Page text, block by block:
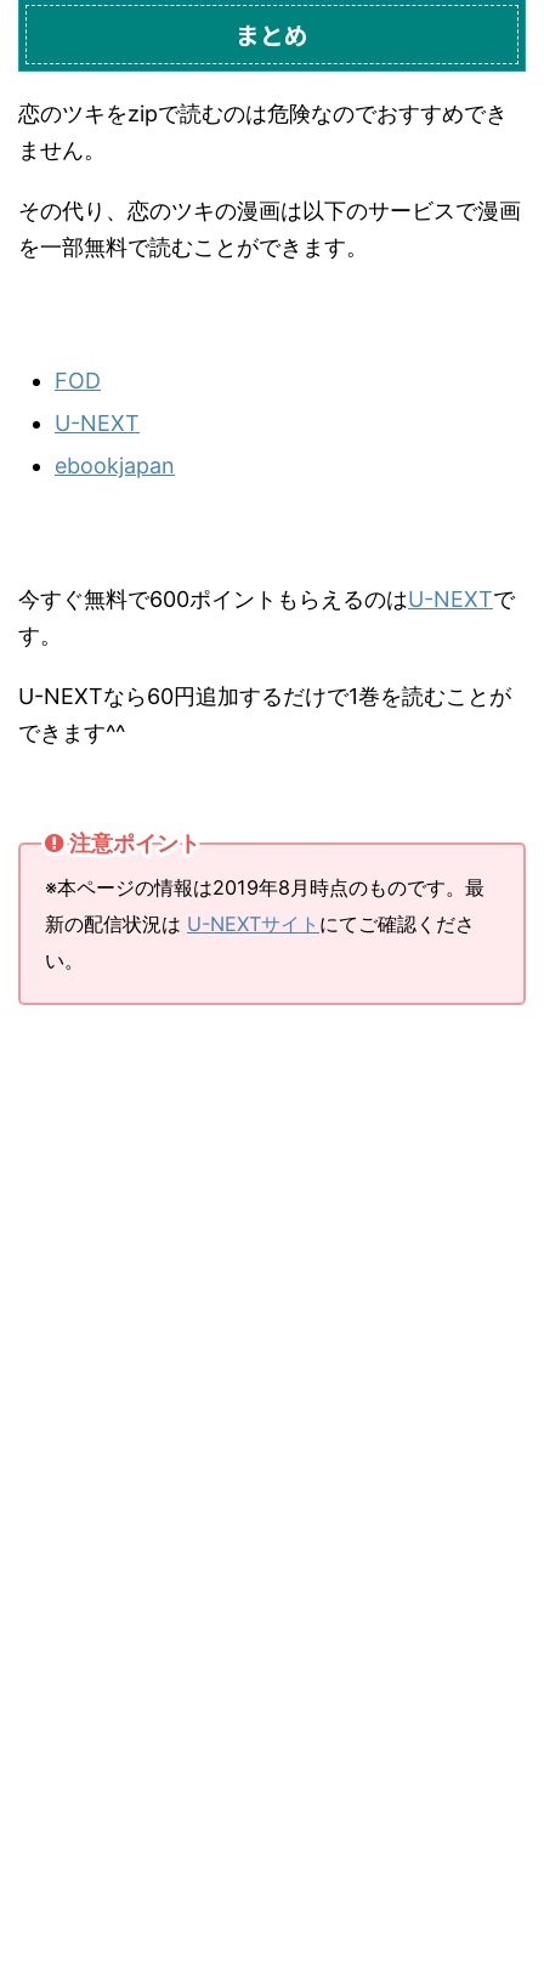
まとめ
恋のツキをzipで読むのは危険なのでおすすめでき
ません。
その代り、恋のツキの漫画は以下のサービスで漫画
を一部無料で読むことができます。
FOD
U-NEXT
ebookjapan
今すぐ無料で600ポイントもらえるのはU-NEXTで
す。
U-NEXTなら60円追加するだけで1巻を読むことが
できます^^
注意ポイント
※本ページの情報は2019年8月時点のものです。最
新の配信状況は U-NEXTサイト にてご確認くださ
い。